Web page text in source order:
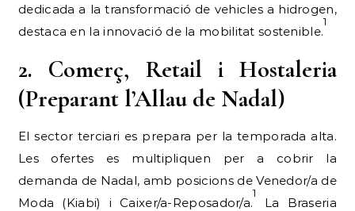
dedicada a la transformació de vehicles a hidrogen,
destaca en la innovació de la mobilitat sostenible.
1
2. Comerç, Retail i Hostaleria
(Preparant l’Allau de Nadal)
El sector terciari es prepara per la temporada alta.
Les ofertes es multipliquen per a cobrir la
demanda de Nadal, amb posicions de Venedor/a de
Moda (Kiabi) i Caixer/a-Reposador/a.
1
La Braseria